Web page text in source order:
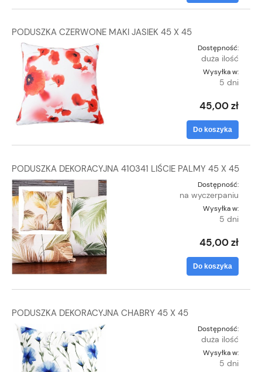
PODUSZKA CZERWONE MAKI JASIEK 45 X 45
Dostępność:
duża ilość
Wysyłka w:
5 dni
45,00 zł
Do koszyka
PODUSZKA DEKORACYJNA 410341 LIŚCIE PALMY 45 X 45
Dostępność:
na wyczerpaniu
Wysyłka w:
5 dni
45,00 zł
Do koszyka
PODUSZKA DEKORACYJNA CHABRY 45 X 45
Dostępność:
duża ilość
Wysyłka w:
5 dni